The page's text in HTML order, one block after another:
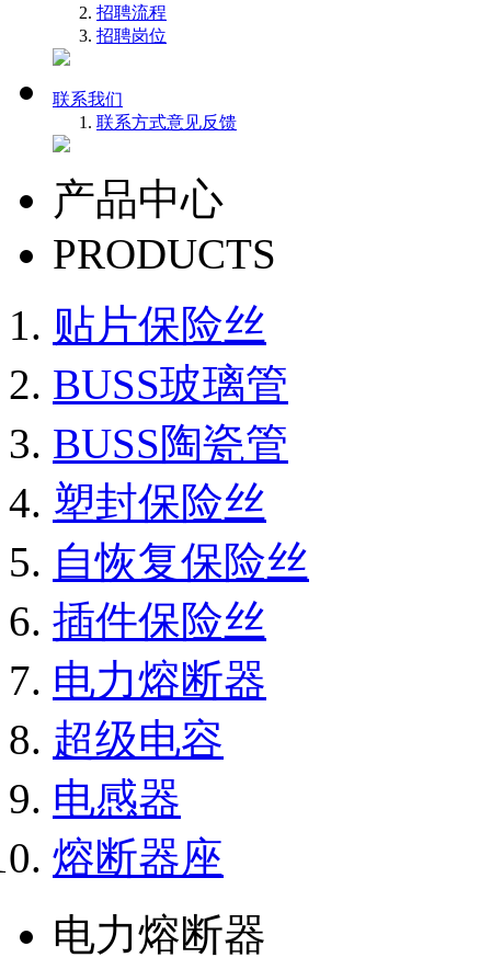
招聘流程
招聘岗位
联系我们
联系方式意见反馈
产品中心
PRODUCTS
贴片保险丝
BUSS玻璃管
BUSS陶瓷管
塑封保险丝
自恢复保险丝
插件保险丝
电力熔断器
超级电容
电感器
熔断器座
电力熔断器